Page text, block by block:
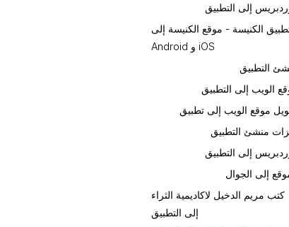
إلى التطبيق
الكنيسة - موقع الكنيسة إلى
iOS و Android
التطبيق
الويب إلى التطبيق
موقع الويب إلى تطبيق
منشئ التطبيق
إلى التطبيق
إلى الجوال
كتب مريم الدخيل لاكاديمية الثراء
إلى التطبيق